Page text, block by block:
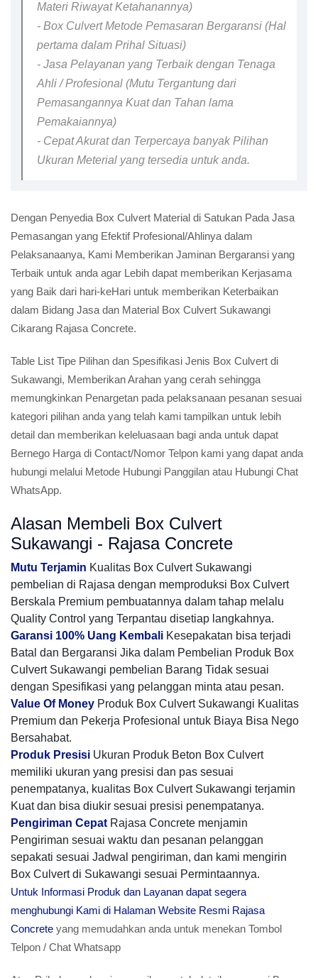
Materi Riwayat Ketahanannya)
- Box Culvert Metode Pemasaran Bergaransi (Hal
pertama dalam Prihal Situasi)
- Jasa Pelayanan yang Terbaik dengan Tenaga
Ahli / Profesional (Mutu Tergantung dari
Pemasangannya Kuat dan Tahan lama
Pemakaiannya)
- Cepat Akurat dan Terpercaya banyak Pilihan
Ukuran Meterial yang tersedia untuk anda.
Dengan Penyedia Box Culvert Material di Satukan Pada Jasa
Pemasangan yang Efektif Profesional/Ahlinya dalam
Pelaksanaanya, Kami Memberikan Jaminan Bergaransi yang
Terbaik untuk anda agar Lebih dapat memberikan Kerjasama
yang Baik dari hari-keHari untuk memberikan Keterbaikan
dalam Bidang Jasa dan Material Box Culvert Sukawangi
Cikarang Rajasa Concrete.
Table List Tipe Pilihan dan Spesifikasi Jenis Box Culvert di
Sukawangi, Memberikan Arahan yang cerah sehingga
memungkinkan Penargetan pada pelaksanaan pesanan sesuai
kategori pilihan anda yang telah kami tampilkan untuk lebih
detail dan memberikan keleluasaan bagi anda untuk dapat
Bernego Harga di Contact/Nomor Telpon kami yang dapat anda
hubungi melalui Metode Hubungi Panggilan atau Hubungi Chat
WhatsApp.
Alasan Membeli Box Culvert
Sukawangi - Rajasa Concrete
Mutu Terjamin Kualitas Box Culvert Sukawangi
pembelian di Rajasa dengan memproduksi Box Culvert
Berskala Premium pembuatannya dalam tahap melalu
Quality Control yang Terpantau disetiap langkahnya.
Garansi 100% Uang Kembali Kesepakatan bisa terjadi
Batal dan Bergaransi Jika dalam Pembelian Produk Box
Culvert Sukawangi pembelian Barang Tidak sesuai
dengan Spesifikasi yang pelanggan minta atau pesan.
Value Of Money Produk Box Culvert Sukawangi Kualitas
Premium dan Pekerja Profesional untuk Biaya Bisa Nego
Bersahabat.
Produk Presisi Ukuran Produk Beton Box Culvert
memiliki ukuran yang presisi dan pas sesuai
penempatanya, kualitas Box Culvert Sukawangi terjamin
Kuat dan bisa diukir sesuai presisi penempatanya.
Pengiriman Cepat Rajasa Concrete menjamin
Pengiriman sesuai waktu dan pesanan pelanggan
sepakati sesuai Jadwal pengiriman, dan kami mengirin
Box Culvert di Sukawangi sesuai Permintaannya.
Untuk Informasi Produk dan Layanan dapat segera
menghubungi Kami di Halaman Website Resmi Rajasa
Concrete yang memudahkan anda untuk menekan Tombol
Telpon / Chat Whatsapp